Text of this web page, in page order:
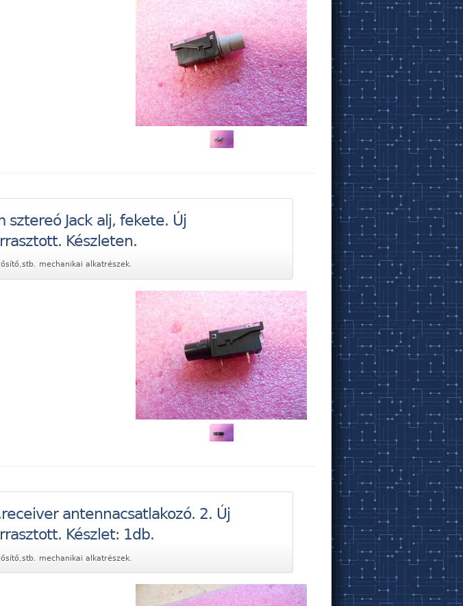
sztereó Jack alj, fekete. Új
Készleten.
mechanikai alkatrészek.
antennacsatlakozó. 2. Új
Készlet: 1db.
mechanikai alkatrészek.